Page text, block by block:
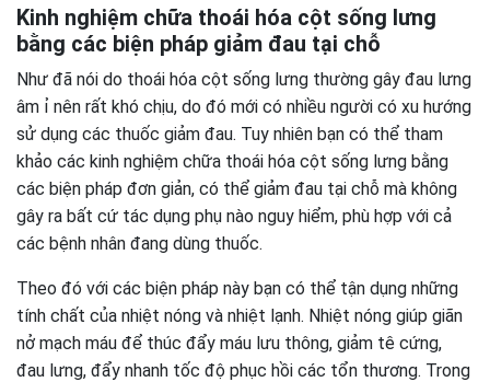
Kinh nghiệm chữa thoái hóa cột sống lưng
bằng các biện pháp giảm đau tại chỗ
Như đã nói do thoái hóa cột sống lưng thường gây đau lưng
âm ỉ nên rất khó chịu, do đó mới có nhiều người có xu hướng
sử dụng các thuốc giảm đau. Tuy nhiên bạn có thể tham
khảo các kinh nghiệm chữa thoái hóa cột sống lưng bằng
các biện pháp đơn giản, có thể giảm đau tại chỗ mà không
gây ra bất cứ tác dụng phụ nào nguy hiểm, phù hợp với cả
các bệnh nhân đang dùng thuốc.
Theo đó với các biện pháp này bạn có thể tận dụng những
tính chất của nhiệt nóng và nhiệt lạnh. Nhiệt nóng giúp giãn
nở mạch máu để thúc đẩy máu lưu thông, giảm tê cứng,
đau lưng, đẩy nhanh tốc độ phục hồi các tổn thương. Trong